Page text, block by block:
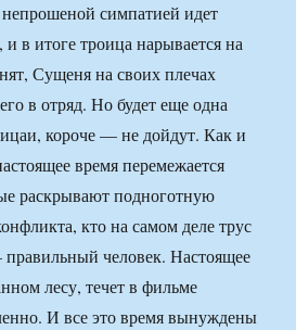
непрошеной симпатией идет
в итоге троица нарывается на
Сущеня на своих плечах
в отряд. Но будет еще одна
короче — не дойдут. Как и
время перемежается
раскрывают подноготную
кто на самом деле трус
человек. Настоящее
лесу, течет в фильме
И все это время вынуждены